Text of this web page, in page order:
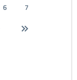
6
7